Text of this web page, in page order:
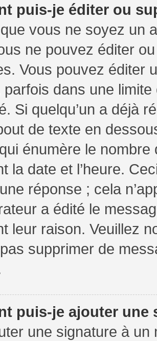
puis-je éditer ou
vous ne soyez un
ne pouvez éditer
Vous pouvez éditer
parfois dans une
Si quelqu’un a déjà
de texte en
énumère le nombre
la date et l’heure.
réponse ; cela
a édité le
leur raison. Veuillez
supprimer de
puis-je ajouter une
une signature à un